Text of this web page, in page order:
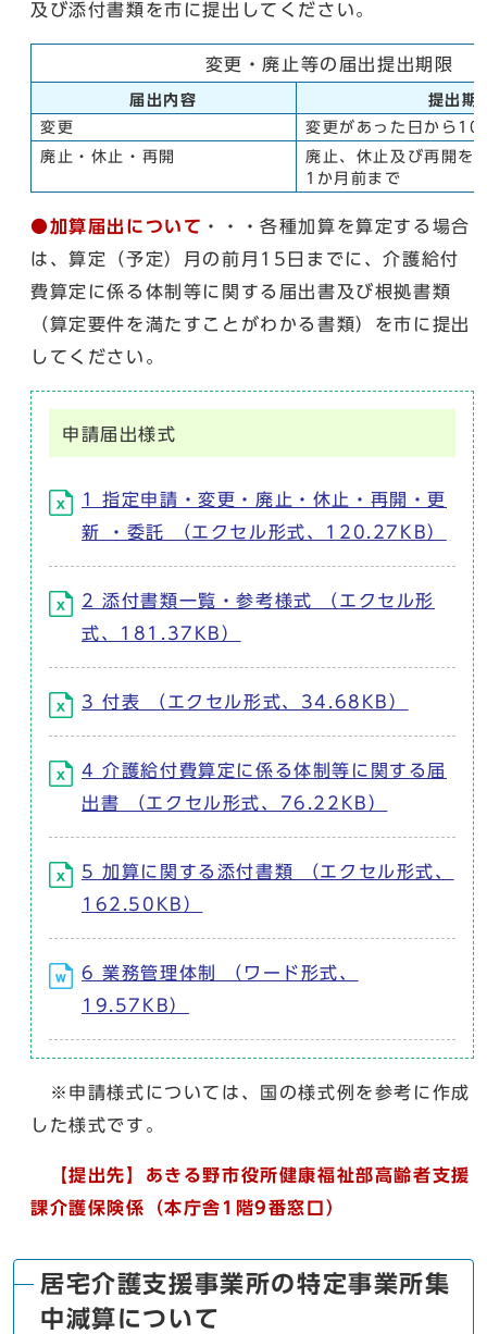
及び添付書類を市に提出してください。
変更・廃止等の届出提出期限
届出内容
提出期
変更
変更があった日から10
廃止・休止・再開
廃止、休止及び再開を
1か月前まで
●加算届出について ・・・各種加算を算定する場合
は、算定（予定）月の前月15日までに、介護給付
費算定に係る体制等に関する届出書及び根拠書類
（算定要件を満たすことがわかる書類）を市に提出
してください。
申請届出様式
1 指定申請・変更・廃止・休止・再開・更
新 ・委託 （エクセル形式、120.27KB）
2 添付書類一覧・参考様式 （エクセル形
式、181.37KB）
3 付表 （エクセル形式、34.68KB）
4 介護給付費算定に係る体制等に関する届
出書 （エクセル形式、76.22KB）
5 加算に関する添付書類 （エクセル形式、
162.50KB）
6 業務管理体制 （ワード形式、
19.57KB）
※申請様式については、国の様式例を参考に作成
した様式です。
【提出先】あきる野市役所健康福祉部高齢者支援
課介護保険係（本庁舎1階9番窓口）
居宅介護支援事業所の特定事業所集
中減算について